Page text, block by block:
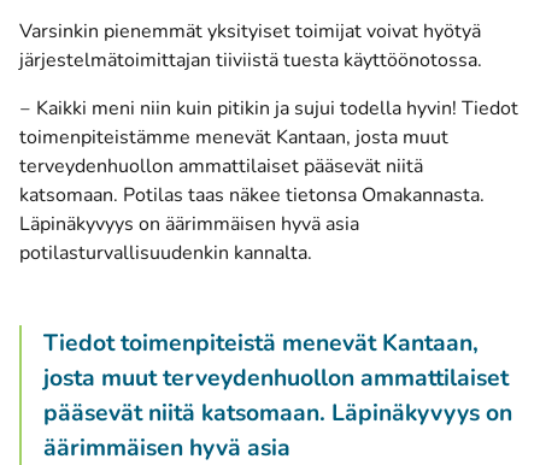
​​​​​​Varsinkin pienemmät yksityiset toimijat voivat hyötyä
järjestelmätoimittajan tiiviistä tuesta käyttöönotossa.​​​​
‒ Kaikki meni niin kuin pitikin ja sujui todella hyvin! Tiedot
toimenpiteistämme menevät Kantaan, josta muut
terveydenhuollon ammattilaiset pääsevät niitä
katsomaan. Potilas taas näkee tietonsa Omakannasta.
Läpinäkyvyys on äärimmäisen hyvä asia
potilasturvallisuudenkin kannalta.
Tiedot toimenpiteistä menevät Kantaan,
josta muut terveydenhuollon ammattilaiset
pääsevät niitä katsomaan. Läpinäkyvyys on
äärimmäisen hyvä asia